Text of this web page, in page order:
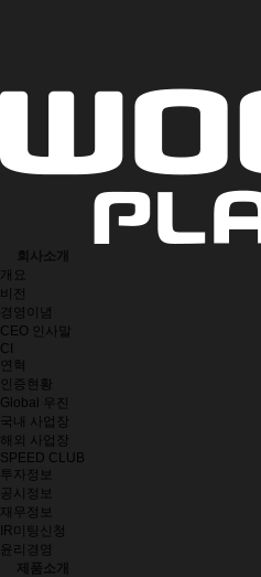
회사소개
개요
비전
경영이념
CEO 인사말
CI
연혁
인증현황
Global 우진
국내 사업장
해외 사업장
SPEED CLUB
투자정보
공시정보
재무정보
IR미팅신청
윤리경영
제품소개